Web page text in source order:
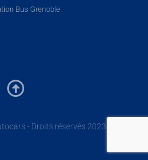
Bus Grenoble
- Droits réservés 2023